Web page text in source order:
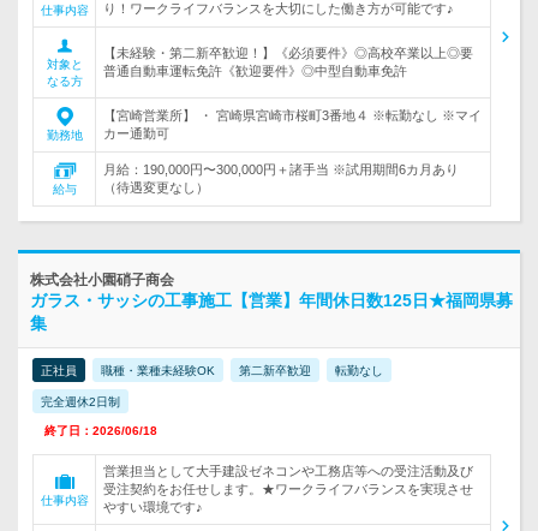
仕事内容
り！ワークライフバランスを大切にした働き方が可能です♪
対象と
なる方
【未経験・第二新卒歓迎！】《必須要件》◎高校卒業以上◎要
普通自動車運転免許《歓迎要件》◎中型自動車免許
勤務地
【宮崎営業所】 ・ 宮崎県宮崎市桜町3番地４ ※転勤なし ※マイ
カー通勤可
給与
月給：190,000円〜300,000円＋諸手当 ※試用期間6カ月あり
（待遇変更なし）
株式会社小園硝子商会
ガラス・サッシの工事施工【営業】年間休日数125日★福岡県募
集
正社員 職種・業種未経験OK 第二新卒歓迎 転勤なし
完全週休2日制
終了日：2026/06/18
仕事内容
営業担当として大手建設ゼネコンや工務店等への受注活動及び
受注契約をお任せします。★ワークライフバランスを実現させ
やすい環境です♪